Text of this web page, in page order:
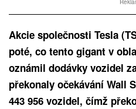
Akcie společnosti Tesla
poté, co tento gigant v
oznámil dodávky vozidel
překonaly očekávání Wall
443 956 vozidel, čímž